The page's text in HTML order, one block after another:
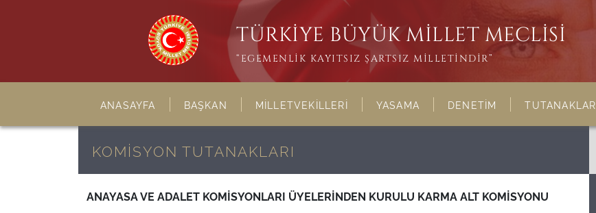
TÜRKİYE BÜYÜK MİLLET MECLİSİ
“EGEMENLİK KAYITSIZ ŞARTSIZ MİLLETİNDİR”
ANASAYFA BAŞKAN MİLLETVEKİLLERİ YASAMA DENETİM TUTANAKLAR
KOMİSYON TUTANAKLARI
ANAYASA VE ADALET KOMİSYONLARI ÜYELERİNDEN KURULU KARMA ALT KOMİSYONU